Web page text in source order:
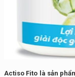
Actiso Fito là sản